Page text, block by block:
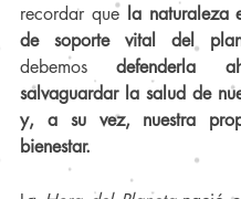
recordar que la naturaleza
de soporte vital del
debemos defenderla
salvaguardar la salud de
y, a su vez, nuestra
bienestar.